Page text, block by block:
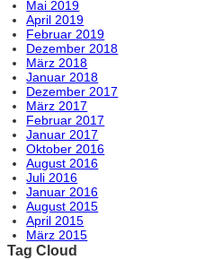
Mai 2019
April 2019
Februar 2019
Dezember 2018
März 2018
Januar 2018
Dezember 2017
März 2017
Februar 2017
Januar 2017
Oktober 2016
August 2016
Juli 2016
Januar 2016
August 2015
April 2015
März 2015
Tag Cloud